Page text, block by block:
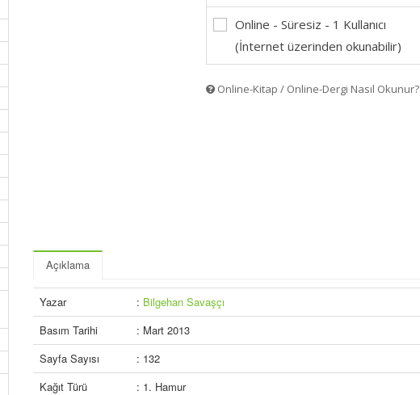
Online - Süresiz - 1 Kullanıcı
(İnternet üzerinden okunabilir)
Online-Kitap / Online-Dergi Nasıl Okunur?
Açıklama
Yazar : Bilgehan Savaşçı
Basım Tarihi
: Mart 2013
Sayfa Sayısı
: 132
Kağıt Türü
: 1. Hamur